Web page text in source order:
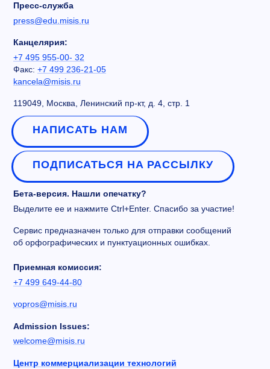
Пресс-служба
press@edu.misis.ru
Канцелярия:
+7 495 955-00- 32
Факс: +7 499 236-21-05
kancela@misis.ru
119049, Москва, Ленинский пр-кт, д. 4, стр. 1
НАПИСАТЬ НАМ
ПОДПИСАТЬСЯ НА РАССЫЛКУ
Бета-версия. Нашли опечатку?
Выделите ее и нажмите Ctrl+Enter. Спасибо за участие!
Сервис предназначен только для отправки сообщений
об орфографических и пунктуационных ошибках.
Приемная комиссия:
+7 499 649-44-80
vopros@misis.ru
Admission Issues:
welcome@misis.ru
Центр коммерциализации технологий